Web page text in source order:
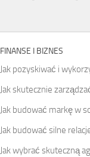
FINANSE I BIZNES
Jak pozyskiwać i
Jak skutecznie
Jak budować markę w
Jak budować silne
Jak wybrać skuteczną